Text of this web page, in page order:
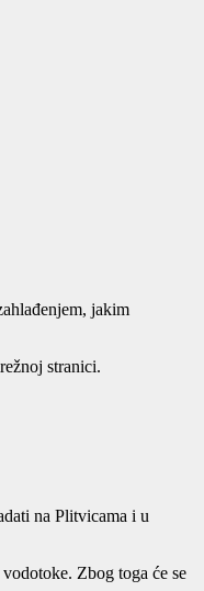
jakim
stranici.
na Plitvicama i u
Zbog toga će se